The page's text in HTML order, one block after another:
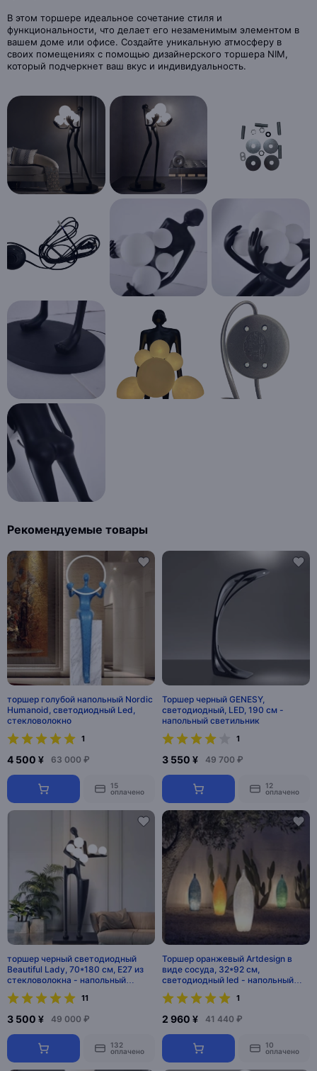
В этом торшере идеальное сочетание стиля и
функциональности, что делает его незаменимым элементом в
вашем доме или офисе. Создайте уникальную атмосферу в
своих помещениях с помощью дизайнерского торшера NIM,
который подчеркнет ваш вкус и индивидуальность.
Рекомендуемые товары
торшер голубой напольный Nordic
Humanoid, светодиодный Led,
стекловолокно
1
4 500 ¥ 63 000 ₽
15
оплачено
Торшер черный GENESY,
светодиодный, LED, 190 см -
напольный светильник
1
3 550 ¥ 49 700 ₽
12
оплачено
торшер черный светодиодный
Beautiful Lady, 70*180 см, E27 из
стекловолокна - напольный
торшер
11
3 500 ¥ 49 000 ₽
132
оплачено
Торшер оранжевый Artdesign в
виде сосуда, 32*92 см,
светодиодный led - напольный
светильник
1
2 960 ¥ 41 440 ₽
10
оплачено